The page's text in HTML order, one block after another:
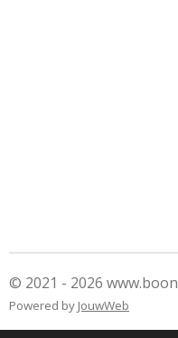
© 2021 - 2026
Powered by JouwWeb